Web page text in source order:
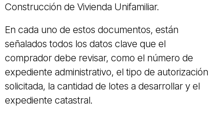
Construcción de Vivienda Unifamiliar.
En cada uno de estos documentos, están
señalados todos los datos clave que el
comprador debe revisar, como el número de
expediente administrativo, el tipo de autorización
solicitada, la cantidad de lotes a desarrollar y el
expediente catastral.